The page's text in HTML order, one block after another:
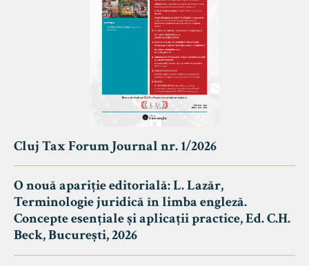
Cluj Tax Forum Journal nr. 1/2026
O nouă apariție editorială: L. Lazăr,
Terminologie juridică în limba engleză.
Concepte esențiale și aplicații practice, Ed. C.H.
Beck, București, 2026